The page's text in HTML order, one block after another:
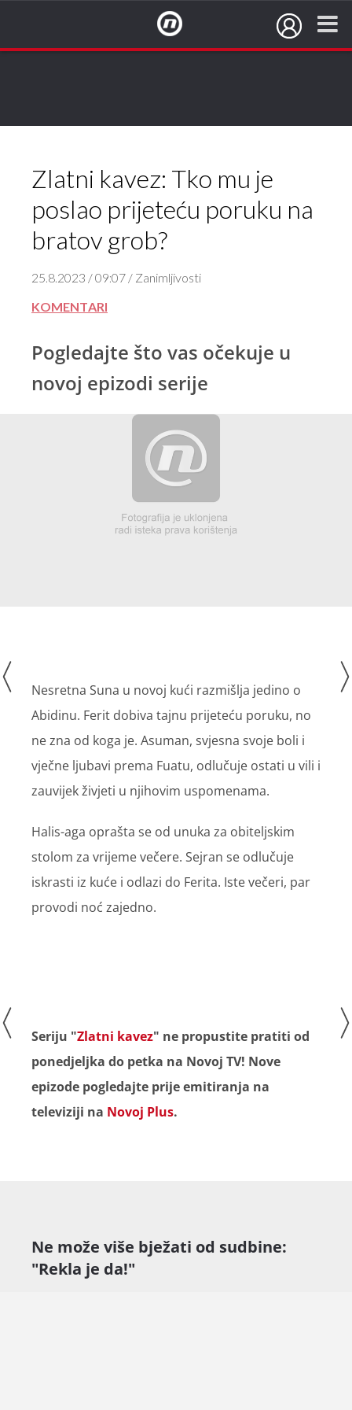
Zlatni kavez: Tko mu je
poslao prijeteću poruku na
bratov grob?
25.8.2023 / 09:07 / Zanimljivosti
KOMENTARI
Pogledajte što vas očekuje u
novoj epizodi serije
Nesretna Suna u novoj kući razmišlja jedino o
Abidinu. Ferit dobiva tajnu prijeteću poruku, no
ne zna od koga je. Asuman, svjesna svoje boli i
vječne ljubavi prema Fuatu, odlučuje ostati u vili i
zauvijek živjeti u njihovim uspomenama.
Halis-aga oprašta se od unuka za obiteljskim
stolom za vrijeme večere. Sejran se odlučuje
iskrasti iz kuće i odlazi do Ferita. Iste večeri, par
provodi noć zajedno.
Seriju "Zlatni kavez" ne propustite pratiti od
ponedjeljka do petka na Novoj TV! Nove
epizode pogledajte prije emitiranja na
televiziji na Novoj Plus.
Ne može više bježati od sudbine:
"Rekla je da!"